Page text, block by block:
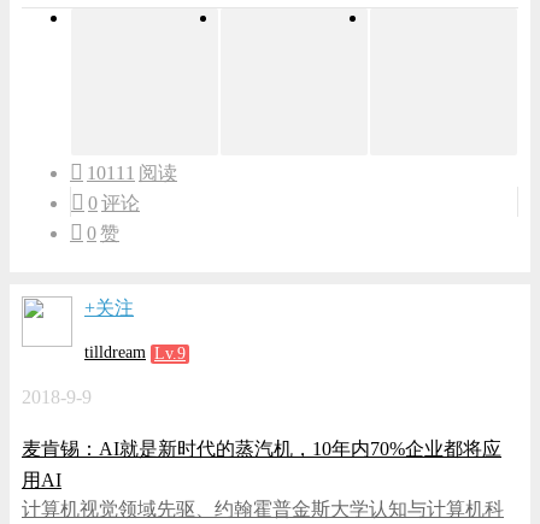
10111 阅读
0评论
0赞
+关注
tilldream Lv.9
2018-9-9
麦肯锡：AI就是新时代的蒸汽机，10年内70%企业都将应
用AI
计算机视觉领域先驱、约翰霍普金斯大学认知与计算机科